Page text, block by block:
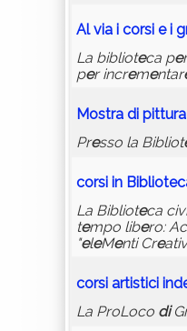
Al via i corsi ei
La biblioteca pe
per incrementar
Mostra di pittura
Presso la Bibliot
corsi in Bibliote
La Biblioteca
tempo libero:
"eleMenti Creativ
corsi artistici ind
La ProLoco di